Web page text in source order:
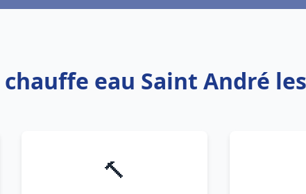
eau Saint André
🔨